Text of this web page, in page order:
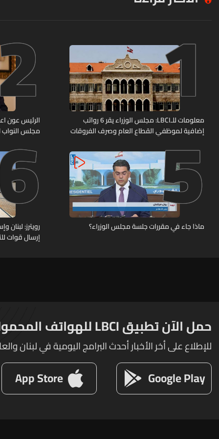
1
معلومات للـLBCI: مجلس الوزراء يقر 6 رواتب
إضافية لموظفي القطاع العام وصرف الفروقات
الرئيس عون
مجلس النواب
5
ماذا جاء في مقررات جلسة مجلس الوزراء؟
رويترز:
إرسال قوات
حمل الآن تطبيق LBCI للهواتف المحمولة
للإطلاع على أخر الأخبار أحدث البرامج اليومية في لبنان
Google Play
App Store